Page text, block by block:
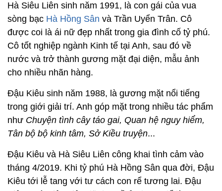
Hà Siêu Liên sinh năm 1991, là con gái của vua
sòng bạc Hà Hồng Sân và Trần Uyển Trân. Cô
được coi là ái nữ đẹp nhất trong gia đình cố tỷ phú.
Cô tốt nghiệp ngành Kinh tế tại Anh, sau đó về
nước và trở thành gương mặt đại diện, mẫu ảnh
cho nhiều nhãn hàng.
Đậu Kiêu sinh năm 1988, là gương mặt nổi tiếng
trong giới giải trí. Anh góp mặt trong nhiều tác phẩm
như Chuyện tình cây táo gai, Quan hệ nguy hiểm,
Tân bộ bộ kinh tâm, Sở Kiều truyện...
Đậu Kiêu và Hà Siêu Liên công khai tình cảm vào
tháng 4/2019. Khi tỷ phú Hà Hồng Sân qua đời, Đậu
Kiêu tới lễ tang với tư cách con rể tương lai. Đậu